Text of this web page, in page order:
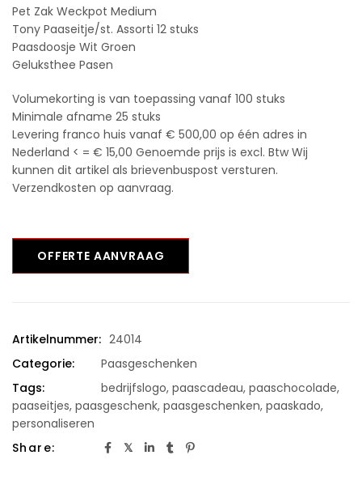
Pet Zak Weckpot Medium
Tony Paaseitje/st. Assorti 12 stuks
Paasdoosje Wit Groen
Geluksthee Pasen
Volumekorting is van toepassing vanaf 100 stuks
Minimale afname 25 stuks
Levering franco huis vanaf € 500,00 op één adres in
Nederland < = € 15,00 Genoemde prijs is excl. Btw Wij
kunnen dit artikel als brievenbuspost versturen.
Verzendkosten op aanvraag.
OFFERTE AANVRAAG
Artikelnummer: 24014
Categorie:
Paasgeschenken
Tags:
bedrijfslogo, paascadeau, paaschocolade,
paaseitjes, paasgeschenk, paasgeschenken, paaskado,
personaliseren
Share: